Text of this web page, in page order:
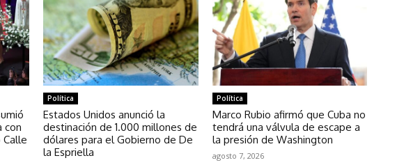
con
Política
Estados Unidos anunció la
destinación de 1.000 millones de
dólares para el Gobierno de De
la Espriella
Política
Marco Rubio afirmó que Cuba no
tendrá una válvula de escape a
la presión de Washington
agosto 7, 2026